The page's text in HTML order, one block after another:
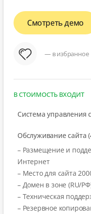
Смотреть демо
— в избранное
В СТОИМОСТЬ ВХОДИТ
Система управления
Обслуживание сайта
– Размещение и
Интернет
– Место для сайта
– Домен в зоне (RU/
– Техническая
– Резервное